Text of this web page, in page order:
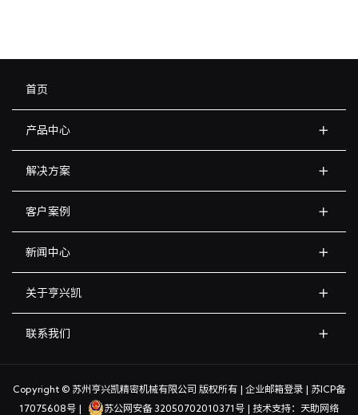
首页
产品中心
解决方案
客户案例
新闻中心
关于亨兴凯
联系我们
Copyright © 苏州亨兴凯精密机械有限公司 版权所有 | 企业邮箱登录
苏ICP备
17075608号
苏公网安备 32050702010371号 | 技术支持： 天助网络